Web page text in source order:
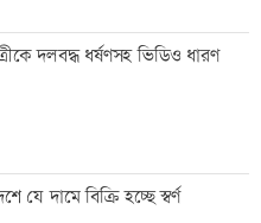
শাহ হত্যা মামলায় ডন গ্রেফতার
ঘটনায় আ.লীগ নেতার বিরুদ্ধে
দলবদ্ধ ধর্ষণসহ ভিডিও ধারণ
যে দামে বিক্রি হচ্ছে স্বর্ণ